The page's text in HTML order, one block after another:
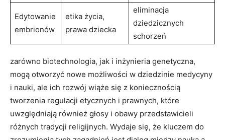
Edytowanie
embrionów
etika życia,
prawa dziecka
eliminacja
dziedzicznych
schorzeń
zarówno biotechnologia, jak i inżynieria genetyczna,
mogą otworzyć nowe możliwości w dziedzinie medycyny
i nauki, ale ich rozwój wiąże się z koniecznością
tworzenia regulacji etycznych i prawnych, które
uwzględniają również głosy i obawy przedstawicieli
różnych tradycji religijnych. Wydaje się, że kluczem do